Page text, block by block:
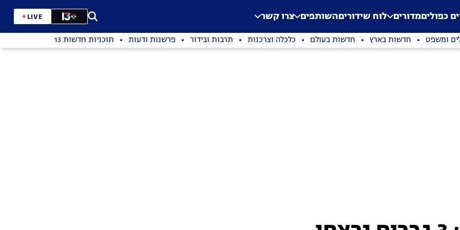
Application error: a
. כפוליםמדורים לוח שידוריםהשותפים צרו קשר LIVE
ומשפט חדשות בארץ חדשות בעולם כלכלה וצרכנות תרבות ובידור פרשנות ודעות תוכניות חדשות 13